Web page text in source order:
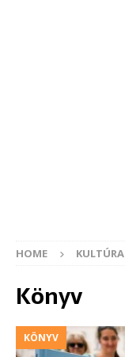
HOME KULTÚRA
Könyv
KÖNYV